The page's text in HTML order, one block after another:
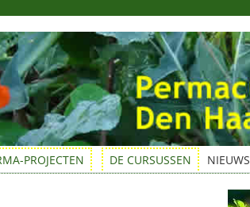
PROJECTEN DE CURSUSSEN NIEUWS